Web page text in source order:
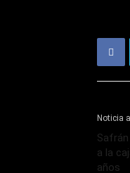
Noticia
a la
años